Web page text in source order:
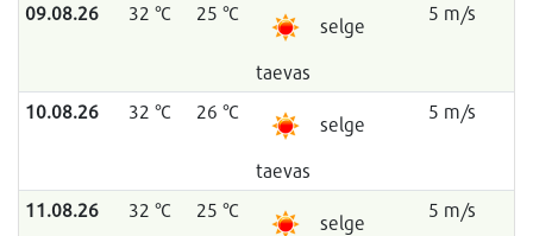
09.08.26 32 °C 25 °C
selge
taevas
5 m/s
10.08.26 32 °C 26 °C
selge
taevas
5 m/s
11.08.26 32 °C 25 °C
selge
5 m/s